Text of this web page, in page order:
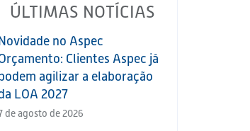
ÚLTIMAS NOTÍCIAS
no Aspec
Clientes Aspec já
agilizar a elaboração
LOA 2027
de agosto de 2026